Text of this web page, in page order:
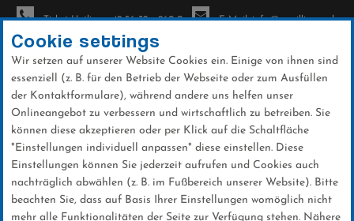
Direkt
zum
Inhalt
Ticket-Hotline: +49 56 32 - 960-0 E-Mail: info@sc-willingen.de
News
Cookie settings
Wir setzen auf unserer Website Cookies ein. Einige von ihnen sind
essenziell (z. B. für den Betrieb der Webseite oder zum Ausfüllen
der Kontaktformulare), während andere uns helfen unser
Onlineangebot zu verbessern und wirtschaftlich zu betreiben. Sie
können diese akzeptieren oder per Klick auf die Schaltfläche
"Einstellungen individuell anpassen" diese einstellen. Diese
Einstellungen können Sie jederzeit aufrufen und Cookies auch
nachträglich abwählen (z. B. im Fußbereich unserer Website). Bitte
beachten Sie, dass auf Basis Ihrer Einstellungen womöglich nicht
mehr alle Funktionalitäten der Seite zur Verfügung stehen. Nähere